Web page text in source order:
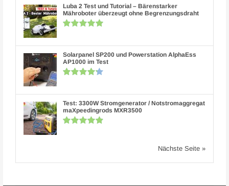
Luba 2 Test und Tutorial – Bärenstarker
Mähroboter überzeugt ohne Begrenzungsdraht
Solarpanel SP200 und Powerstation AlphaEss
AP1000 im Test
Test: 3300W Stromgenerator / Notstromaggregat
maXpeedingrods MXR3500
Nächste Seite »